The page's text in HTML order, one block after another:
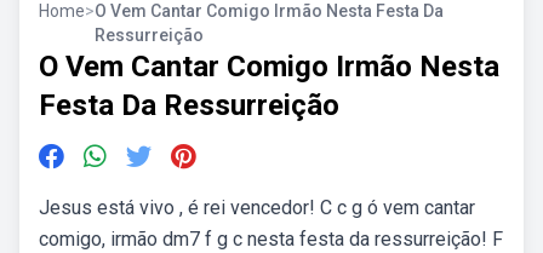
Home>O Vem Cantar Comigo Irmão Nesta Festa Da
Ressurreição
O Vem Cantar Comigo Irmão Nesta
Festa Da Ressurreição
Jesus está vivo , é rei vencedor! C c g ó vem cantar
comigo, irmão dm7 f g c nesta festa da ressurreição! F